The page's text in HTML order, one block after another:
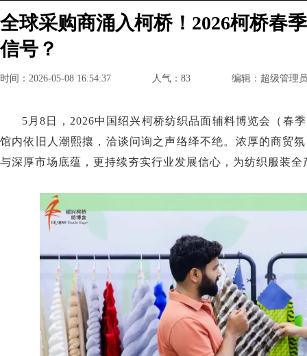
全球采购商涌入柯桥！2026柯桥春
信号？
时间：2026-05-08 16:54:37 人气：83 编辑：超级管理
5月8日，2026中国绍兴柯桥纺织品面辅料博览会（春
馆内依旧人潮熙攘，洽谈问询之声络绎不绝。浓厚的商贸
与深厚市场底蕴，更持续夯实行业发展信心，为纺织服装